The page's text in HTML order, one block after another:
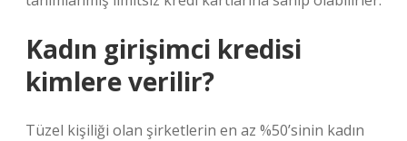
Kadın girişimci kredisi
kimlere verilir?
Tüzel kişiliği olan şirketlerin en az %50’sinin kadın